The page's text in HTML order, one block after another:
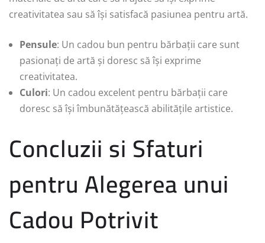
creativitatea sau să își satisfacă pasiunea pentru artă.
Pensule: Un cadou bun pentru bărbații care sunt
pasionați de artă și doresc să își exprime
creativitatea.
Culori: Un cadou excelent pentru bărbații care
doresc să își îmbunătățească abilitățile artistice.
Concluzii si Sfaturi
pentru Alegerea unui
Cadou Potrivit